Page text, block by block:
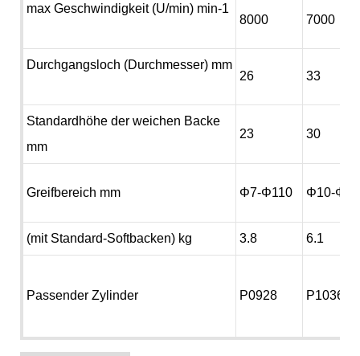
max Geschwindigkeit (U/min) min-1
8000
7000
Durchgangsloch (Durchmesser) mm
26
33
Standardhöhe der weichen Backe
mm
23 30
Greifbereich mm Φ7-Φ110 Φ10-
(mit Standard-Softbacken) kg 3.8 6.1
Passender Zylinder P0928 P1036